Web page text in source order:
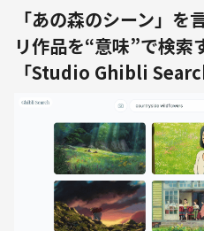
「あの森のシーン」
リ作品を“意味”で検索
「Studio Ghibli